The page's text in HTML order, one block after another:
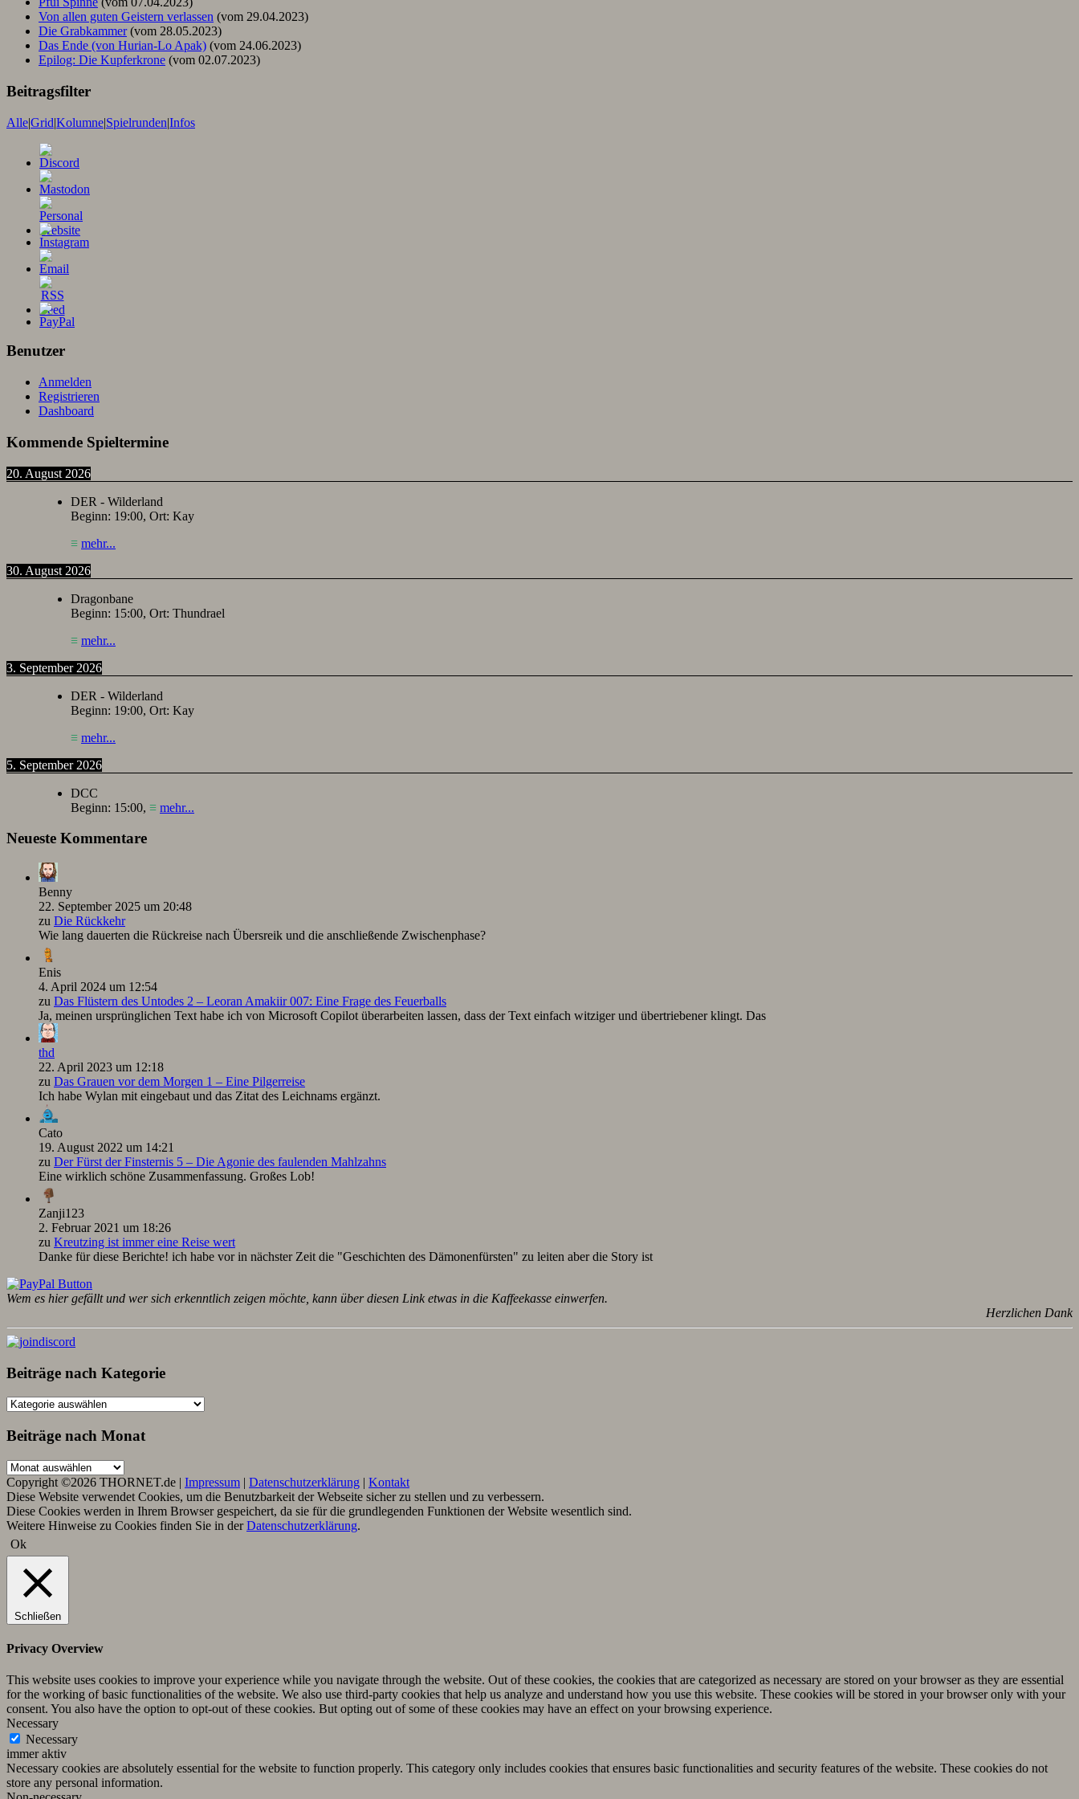
Von allen guten Geistern verlassen (vom 29.04.2023)
Die Grabkammer(vom 28.05.2023)
Das Ende (von Hurian-Lo Apak) (vom 24.06.2023)
Epilog: Die Kupferkrone (vom 02.07.2023)
Beitragsfilter
Alle|Grid|Kolumne|Spielrunden|Infos
Benutzer
Anmelden
Registrieren
Dashboard
Kommende Spieltermine
20. August 2026
DER - Wilderland
Beginn: 19:00, Ort: Kay
≡ mehr...
30. August 2026
Dragonbane
Beginn: 15:00, Ort: Thundrael
≡ mehr...
3. September 2026
DER - Wilderland
Beginn: 19:00, Ort: Kay
≡ mehr...
5. September 2026
DCC
Beginn: 15:00, ≡ mehr...
Neueste Kommentare
Benny
22. September 2025 um 20:48
zu Die Rückkehr
Wie lang dauerten die Rückreise nach Übersreik und die anschließende Zwischenphase?
Enis
4. April 2024 um 12:54
zu Das Flüstern des Untodes 2 – Leoran Amakiir 007: Eine Frage des Feuerballs
Ja, meinen ursprünglichen Text habe ich von Microsoft Copilot überarbeiten lassen, dass der Text einfach witziger und übertriebener klingt. Das
thd
22. April 2023 um 12:18
zu Das Grauen vor dem Morgen 1 – Eine Pilgerreise
Ich habe Wylan mit eingebaut und das Zitat des Leichnams ergänzt.
Cato
19. August 2022 um 14:21
zu Der Fürst der Finsternis 5 – Die Agonie des faulenden Mahlzahns
Eine wirklich schöne Zusammenfassung. Großes Lob!
Zanji123
2. Februar 2021 um 18:26
zu Kreutzing ist immer eine Reise wert
Danke für diese Berichte! ich habe vor in nächster Zeit die "Geschichten des Dämonenfürsten" zu leiten aber die Story ist
Wem es hier gefällt und wer sich erkenntlich zeigen möchte, kann über diesen Link etwas in die Kaffeekasse einwerfen.
Herzlichen Dank
Beiträge nach Kategorie
Beiträge
Kategorie
Beiträge nach Monat
Beiträge
nach
Monat
Copyright ©2026 THORNET.de | Impressum | Datenschutzerklärung | Kontakt
Diese Website verwendet Cookies, um die Benutzbarkeit der Webseite sicher zu stellen und zu verbessern.
Diese Cookies werden in Ihrem Browser gespeichert, da sie für die grundlegenden Funktionen der Website wesentlich sind.
Weitere Hinweise zu Cookies finden Sie in derDatenschutzerklärung.
Ok
Schließen
Privacy Overview
This website uses cookies to improve your experience while you navigate through the website. Out of these cookies, the cookies that are categorized as necessary are stored on your browser as they are essential
for the working of basic functionalities of the website. We also use third-party cookies that help us analyze and understand how you use this website. These cookies will be stored in your browser only with your
consent. You also have the option to opt-out of these cookies. But opting out of some of these cookies may have an effect on your browsing experience.
Necessary
Necessary
immer aktiv
Necessary cookies are absolutely essential for the website to function properly. This category only includes cookies that ensures basic functionalities and security features of the website. These cookies do not
store any personal information.